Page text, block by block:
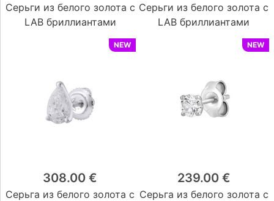
Серьги из белого золота с
LAB бриллиантами
Серьги из белого золота с
LAB бриллиантами
NEW
308.00 €
Серьга из белого золота с
NEW
239.00 €
Серьга из белого золота с